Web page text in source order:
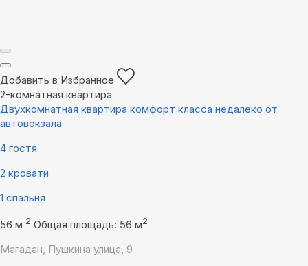
Добавить в Избранное
2-комнатная квартира
Двухкомнатная квартира комфорт класса недалеко от
автовокзала
4 гостя
2 кровати
1 спальня
56 м 2 Общая площадь: 56 м2
Магадан, Пушкина улица, 9